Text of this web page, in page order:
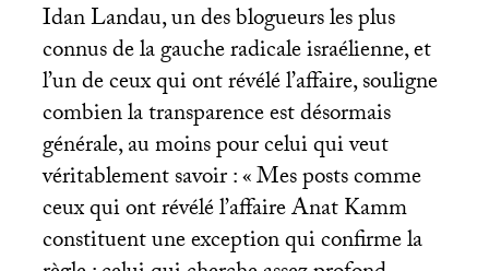
Idan Landau, un des blogueurs les plus
connus de la gauche radicale israélienne, et
l’un de ceux qui ont révélé l’affaire, souligne
combien la transparence est désormais
générale, au moins pour celui qui veut
véritablement savoir : «Mes posts comme
ceux qui ont révélé l’affaire Anat Kamm
constituent une exception qui confirme la